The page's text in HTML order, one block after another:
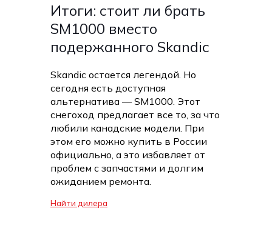
Итоги: стоит ли брать
SM1000 вместо
подержанного Skandic
Skandic остается легендой. Но
сегодня есть доступная
альтернатива — SM1000. Этот
снегоход предлагает все то, за что
любили канадские модели. При
этом его можно купить в России
официально, а это избавляет от
проблем с запчастями и долгим
ожиданием ремонта.
Найти дилера